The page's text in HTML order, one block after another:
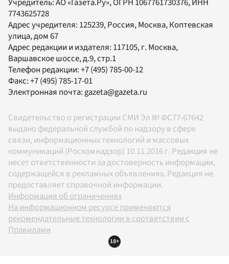
7743625728
Адрес учредителя: 125239, Россия, Москва, Коптевская
улица, дом 67
Адрес редакции и издателя: 117105, г. Москва,
Варшавское шоссе, д.9, стр.1
Телефон редакции:+7 (495) 785-00-12
Факс:+7 (495) 785-17-01
Электронная почта: gazeta@gazeta.ru
Свидетельство о регистрации СМИ Эл № ФС77-67642
выдано федеральной службой по надзору в сфере
связи, информационных технологий и массовых
коммуникаций (Роскомнадзор) 10.11.2016 г. Редакция не
несет ответственности за достоверность информации,
содержащейся в рекламных объявлениях. Редакция не
предоставляет справочной информации.
Информация об ограничениях
На информационном ресурсе применяются
рекомендательные технологии в соответствии с
Правилами
18+